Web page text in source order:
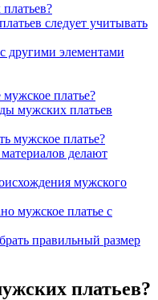
следует учитывать
другими элементами
платье?
мужских платьев
мужское платье?
делают
мужского
мужское платье с
правильный размер
платьев?